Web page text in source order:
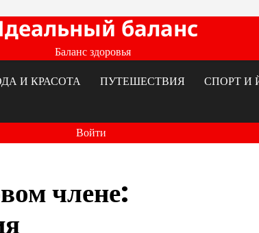
баланс
Баланс здоровья
И КРАСОТА ПУТЕШЕСТВИЯ СПОРТ И
Войти
члене: